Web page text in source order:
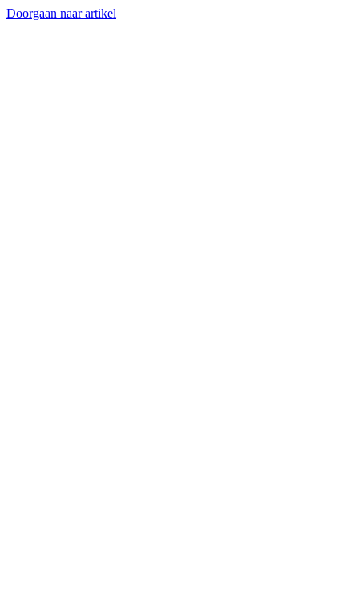
Doorgaan naar artikel